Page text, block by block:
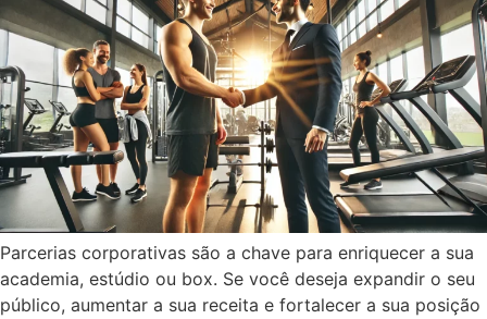
Parcerias corporativas são a chave para enriquecer a sua
academia, estúdio ou box. Se você deseja expandir o seu
público, aumentar a sua receita e fortalecer a sua posição